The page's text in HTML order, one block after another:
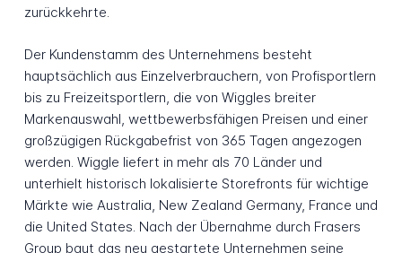
zurückkehrte.
Der Kundenstamm des Unternehmens besteht
hauptsächlich aus Einzelverbrauchern, von Profisportlern
bis zu Freizeitsportlern, die von Wiggles breiter
Markenauswahl, wettbewerbsfähigen Preisen und einer
großzügigen Rückgabefrist von 365 Tagen angezogen
werden. Wiggle liefert in mehr als 70 Länder und
unterhielt historisch lokalisierte Storefronts für wichtige
Märkte wie Australia, New Zealand Germany, France und
die United States. Nach der Übernahme durch Frasers
Group baut das neu gestartete Unternehmen seine